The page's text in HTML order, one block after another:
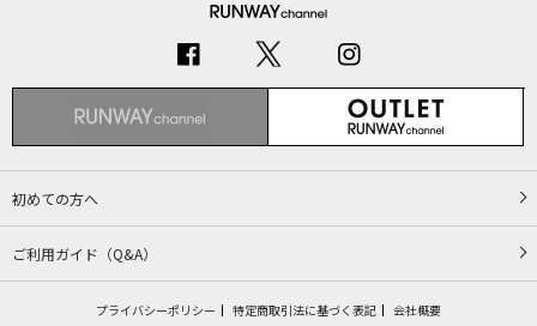
初めての方へ
ご利用ガイド（Q&A）
プライバシーポリシー 特定商取引法に基づく表記 会社概要